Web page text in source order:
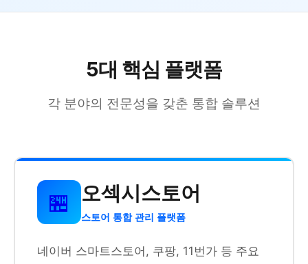
5대 핵심 플랫폼
각 분야의 전문성을 갖춘 통합 솔루션
🏪 오섹시스토어
스토어 통합 관리 플랫폼
네이버 스마트스토어, 쿠팡, 11번가 등 주요